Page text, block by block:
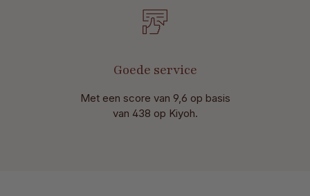
Goede service
Met een score van 9,6 op basis
van 438 op Kiyoh.